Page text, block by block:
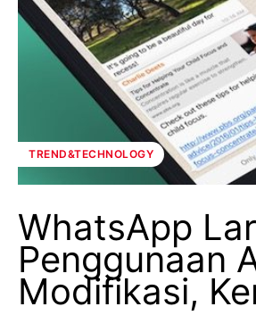
TREND&TECHNOLOGY
WhatsApp
Penggunaan
Modifikasi,